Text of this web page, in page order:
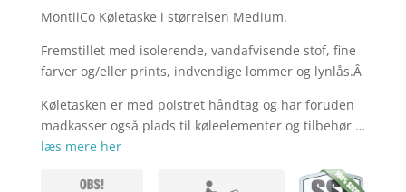
MontiiCo Køletaske i størrelsen Medium.
Fremstillet med isolerende, vandafvisende stof, fine
farver og/eller prints, indvendige lommer og lynlås.Â
Køletasken er med polstret håndtag og har foruden
madkasser også plads til køleelementer og tilbehør …
læs mere her